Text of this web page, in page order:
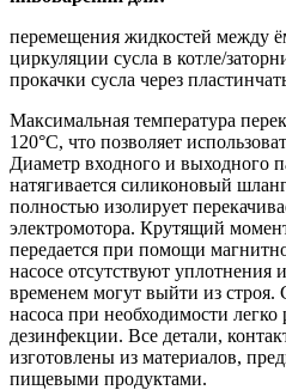
перемещения жидкостей между
циркуляции сусла в котле/
прокачки сусла через
Максимальная температура
120°C, что позволяет
Диаметр входного и выходного
натягивается силиконовый
полностью изолирует
электромотора. Крутящий
передается при помощи
насосе отсутствуют уплотнения
временем могут выйти из
насоса при необходимости легко
дезинфекции. Все детали,
изготовлены из материалов,
пищевыми продуктами.